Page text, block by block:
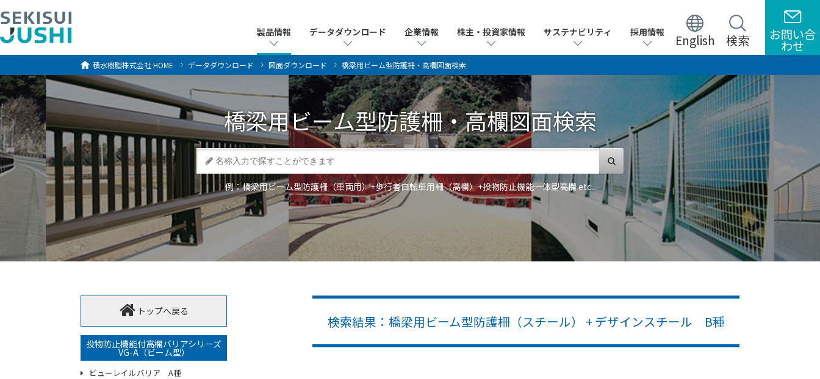
製品情報 データダウンロード 企業情報 株主・投資家情報 サステナビリティ 採用情報 English 検索 お問い合
わせ
製品情報 データダウンロード 企業情報 株主・投資家情報 サステナビリティ 採用情報 English 検索 お問い合
わせ
積水樹脂株式会社HOME データダウンロード 図面ダウンロード 橋梁用ビーム型防護柵・高欄図面検索
橋梁用ビーム型防護柵・高欄図面検索
例：橋梁用ビーム型防護柵（車両用）+歩行者自転車用柵（高欄）+投物防止機能一体型高欄 etc..
検索結果：橋梁用ビーム型防護柵（スチール） + デザインスチール B種
トップへ戻る
投物防止機能付高欄バリアシリーズ
VG-A（ビーム型）
ビューレイルバリア A種